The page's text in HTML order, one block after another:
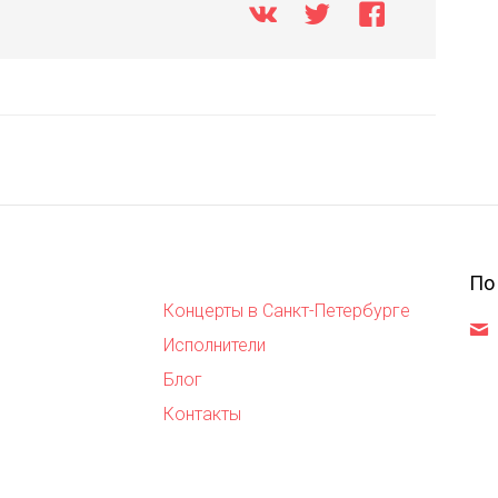
Концерты в Санкт-Петербурге
Исполнители
Блог
Контакты